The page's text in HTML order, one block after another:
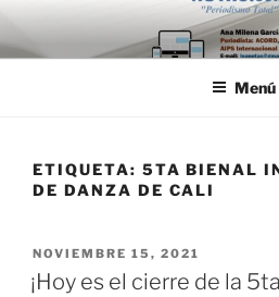
Saltar
al
contenido
Menú
ETIQUETA: 5TA BIENAL
DE DANZA DE CALI
PUBLICADO
EL
NOVIEMBRE 15, 2021
¡Hoy es el cierre de la